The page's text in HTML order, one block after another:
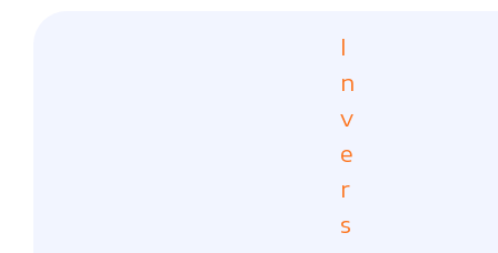
I
n
v
e
r
s